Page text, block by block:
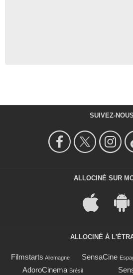
SUIVEZ-NOUS
ALLOCINÉ SUR
ALLOCINÉ À
Filmstarts Allemagne SensaCine
AdoroCinema Brésil